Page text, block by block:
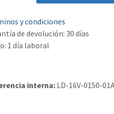
y condiciones
de devolución: 30 días
1 día laboral
interna: LD-16V-0150-